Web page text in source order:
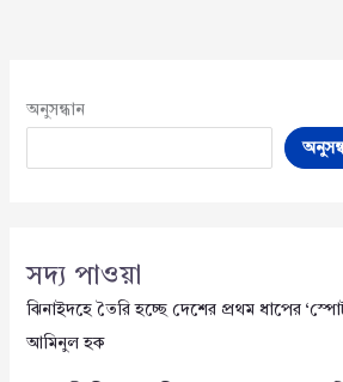
অনুসন্ধান
সদ্য পাওয়া
ঝিনাইদহে তৈরি হচ্ছে দেশের প্রথম ধাপের
আমিনুল হক